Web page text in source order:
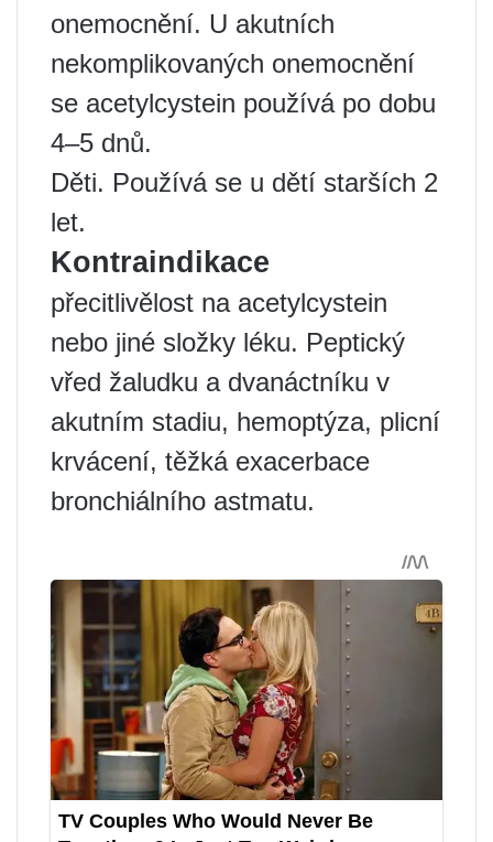
onemocnění. U akutních
nekomplikovaných onemocnění
se acetylcystein používá po dobu
4–5 dnů.
Děti. Používá se u dětí starších 2
let.
Kontraindikace
přecitlivělost na acetylcystein
nebo jiné složky léku. Peptický
vřed žaludku a dvanáctníku v
akutním stadiu, hemoptýza, plicní
krvácení, těžká exacerbace
bronchiálního astmatu.